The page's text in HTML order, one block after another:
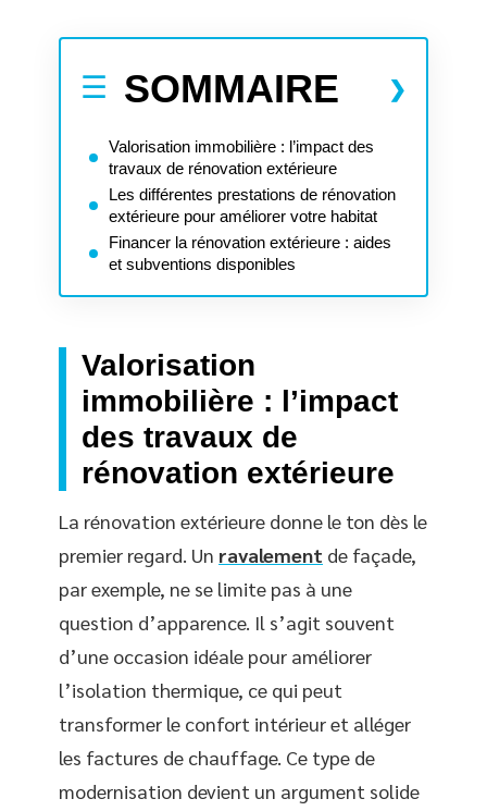
SOMMAIRE
Valorisation immobilière : l’impact des
travaux de rénovation extérieure
Les différentes prestations de rénovation
extérieure pour améliorer votre habitat
Financer la rénovation extérieure : aides
et subventions disponibles
Valorisation
immobilière : l’impact
des travaux de
rénovation extérieure
La rénovation extérieure donne le ton dès le
premier regard. Un ravalement de façade,
par exemple, ne se limite pas à une
question d’apparence. Il s’agit souvent
d’une occasion idéale pour améliorer
l’isolation thermique, ce qui peut
transformer le confort intérieur et alléger
les factures de chauffage. Ce type de
modernisation devient un argument solide